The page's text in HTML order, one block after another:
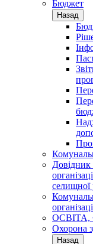
Бюджет
Назад
Довідник
селищної
ОСВІТА,
Охорона
Назад